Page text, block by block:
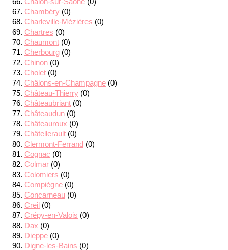
Chambéry (0)
Charleville-Mézières (0)
Chartres (0)
Chaumont (0)
Cherbourg (0)
Chinon (0)
Cholet (0)
Châlons-en-Champagne (0)
Château-Thierry (0)
Châteaubriant (0)
Châteaudun (0)
Châteauroux (0)
Châtellerault (0)
Clermont-Ferrand (0)
Cognac (0)
Colmar (0)
Colomiers (0)
Compiègne (0)
Concarneau (0)
Creil (0)
Crépy-en-Valois (0)
Dax (0)
Dieppe (0)
Digne-les-Bains (0)